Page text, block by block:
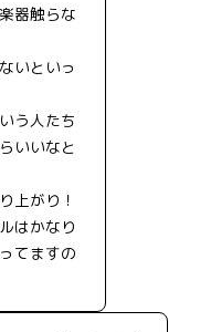
器触らな
いといっ
う人たち
いいなと
上がり！
はかなり
てますの